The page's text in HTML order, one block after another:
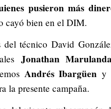
pusieron más
cayó bien en el DIM.
del técnico David
Jonathan
Andrés Ibargüen y
la presente campaña.